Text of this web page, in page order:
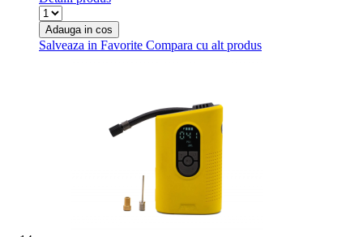
Adauga in cos
Salveaza in Favorite Compara cu alt produs